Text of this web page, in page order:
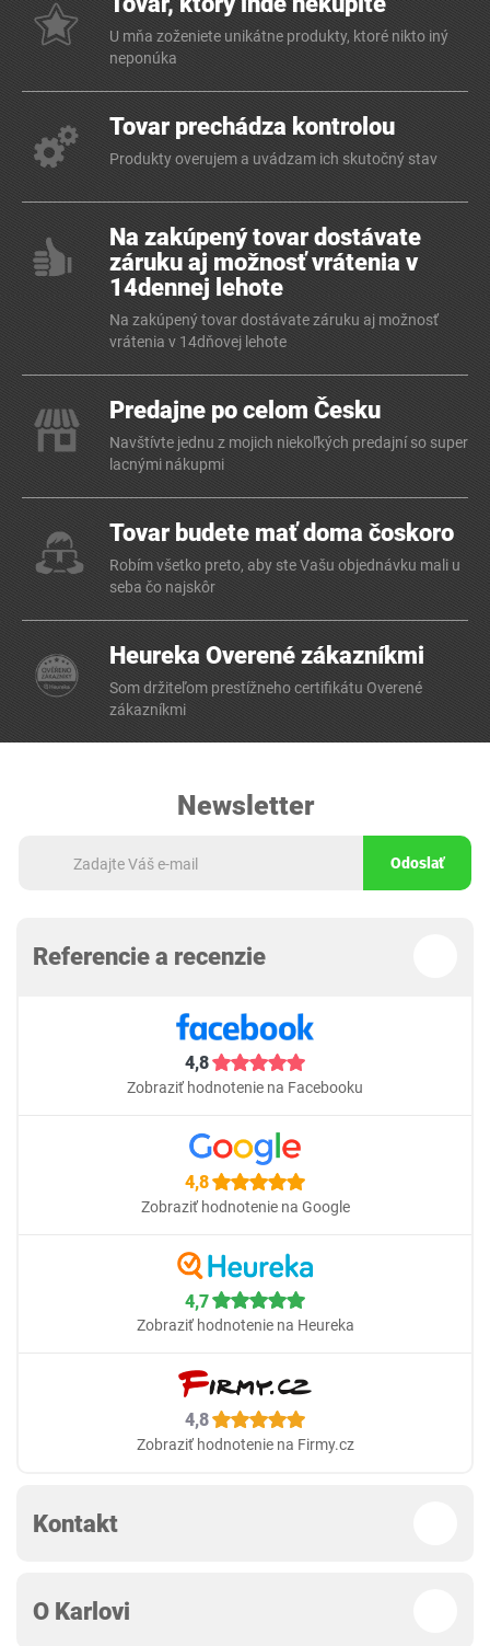
U mňa zoženiete unikátne produkty, ktoré nikto iný
neponúka
Tovar prechádza kontrolou
Produkty overujem a uvádzam ich skutočný stav
Na zakúpený tovar dostávate
záruku aj možnosť vrátenia v
14dennej lehote
Na zakúpený tovar dostávate záruku aj možnosť
vrátenia v 14dňovej lehote
Predajne po celom Česku
Navštívte jednu z mojich niekoľkých predajní so super
lacnými nákupmi
Tovar budete mať doma čoskoro
Robím všetko preto, aby ste Vašu objednávku mali u
seba čo najskôr
Heureka Overené zákazníkmi
Som držiteľom prestížneho certifikátu Overené
zákazníkmi
Newsletter
Odoslať
Referencie a recenzie
4,8
Zobraziť hodnotenie na Facebooku
4,8
Zobraziť hodnotenie na Google
4,7
Zobraziť hodnotenie na Heureka
4,8
Zobraziť hodnotenie na Firmy.cz
Kontakt
O Karlovi